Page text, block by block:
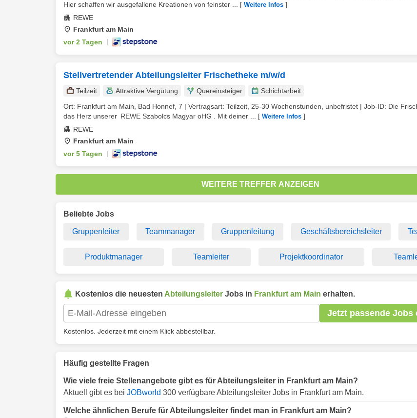
Hier schaffen wir ausgefallene Kreationen von feinster ...
[ Weitere Infos ]
REWE
Frankfurt am Main
vor 2 Tagen
Stellvertretender Abteilungsleiter Frischetheke m/w/d
Teilzeit Attraktive Vergütung Quereinsteiger
Schichtarbeit
Ort: Frankfurt am Main, Bad Honnef, 7 | Vertragsart: Teilzeit, 25-30 Wochenstunden, unbefristet | Job-ID: Die
das Herz unserer REWE Szabolcs Magyar oHG . Mit deiner ...
[ Weitere Infos ]
REWE
Frankfurt am Main
vor 5 Tagen
WEITERE TREFFER ANZEIGEN
Beliebte Jobs
Gruppenleiter Teammanager Gruppenleitung Geschäftsbereichsleiter
Produktmanager Teamleiter Projektkoordinator
Kostenlos die neuesten Abteilungsleiter Jobs in Frankfurt am Main erhalten.
Jetzt passende Jobs
Kostenlos. Jederzeit mit einem Klick abbestellbar.
Häufig gestellte Fragen
Wie viele freie Stellenangebote gibt es für Abteilungsleiter in Frankfurt am Main?
Aktuell gibt es bei JOBworld 300 verfügbare Abteilungsleiter Jobs in Frankfurt am Main.
Welche ähnlichen Berufe für Abteilungsleiter findet man in Frankfurt am Main?